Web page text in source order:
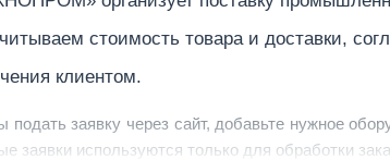
кВт
подъема, с
стоимость товара и доставки,
клиентом.
подать заявку через сайт, добавьте нужное
заявки используются только для обработки